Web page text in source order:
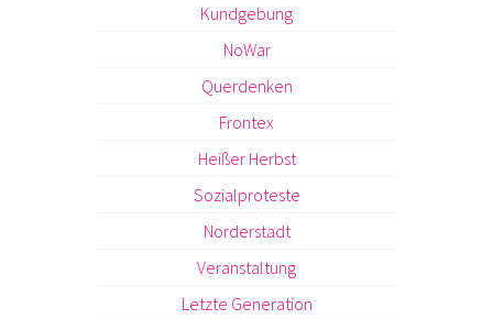
Kundgebung
NoWar
Querdenken
Frontex
Heißer Herbst
Sozialproteste
Norderstadt
Veranstaltung
Letzte Generation